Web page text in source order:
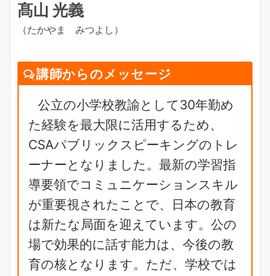
髙山 光義
（たかやま みつよし）
講師からのメッセージ
公立の小学校教諭として30年勤め
た経験を最大限に活用するため、
CSAパブリックスピーキングのトレ
ーナーとなりました。最新の学習指
導要領でコミュニケーションスキル
が重要視されたことで、日本の教育
は新たな局面を迎えています。公の
場で効果的に話す能力は、今後の教
育の核となります。ただ、学校では